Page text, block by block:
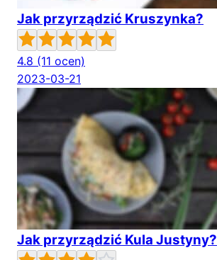
Jak przyrządzić Kruszynka?
4.8 (11 ocen)
2023-03-21
Jak przyrządzić Kula Justyny?